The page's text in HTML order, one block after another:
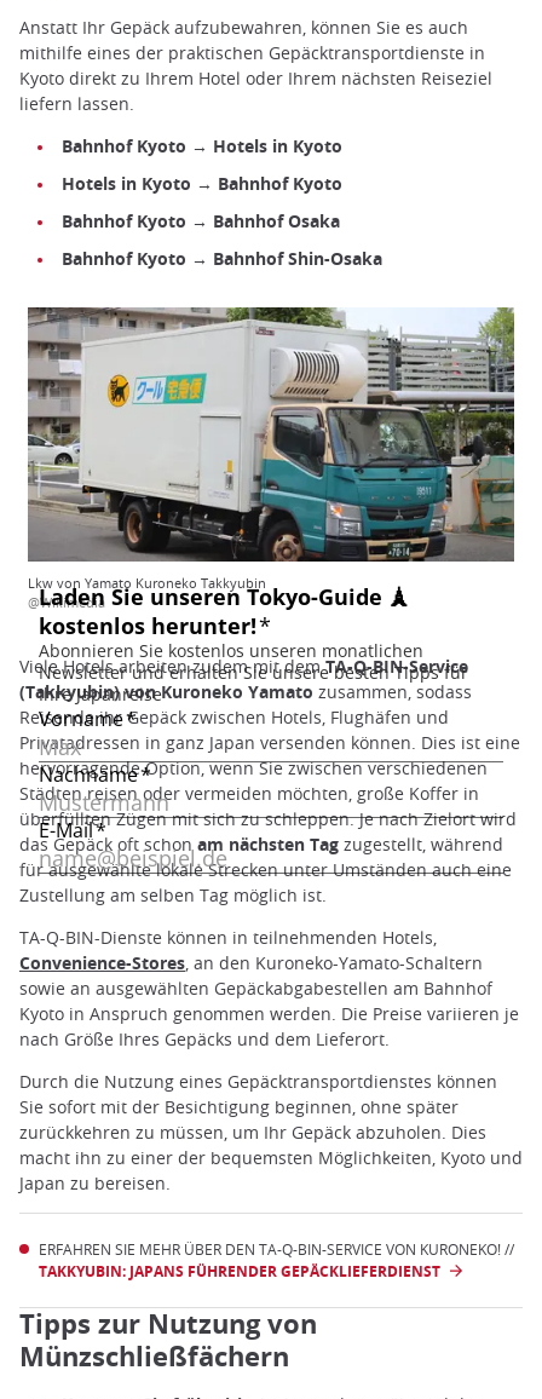
Anstatt Ihr Gepäck aufzubewahren, können Sie es auch
mithilfe eines der praktischen Gepäcktransportdienste in
Kyoto direkt zu Ihrem Hotel oder Ihrem nächsten Reiseziel
liefern lassen.
Bahnhof Kyoto → Hotels in Kyoto
Hotels in Kyoto → Bahnhof Kyoto
Bahnhof Kyoto → Bahnhof Osaka
Bahnhof Kyoto → Bahnhof Shin-Osaka
Lkw von Yamato Kuroneko Takkyubin
@Wikimedia
Viele Hotels arbeiten zudem mit demTA-Q-BIN-Service
(Takkyubin) von Kuroneko Yamato zusammen, sodass
Reisende ihr Gepäck zwischen Hotels, Flughäfen und
Privatadressen in ganz Japan versenden können. Dies ist eine
hervorragende Option, wenn Sie zwischen verschiedenen
Städten reisen oder vermeiden möchten, große Koffer in
überfüllten Zügen mit sich zu schleppen. Je nach Zielort wird
das Gepäck oft schonam nächsten Tag zugestellt, während
für ausgewählte lokale Strecken unter Umständen auch eine
Zustellung am selben Tag möglich ist.
TA-Q-BIN-Dienste können in teilnehmenden Hotels,
Convenience-Stores, an den Kuroneko-Yamato-Schaltern
sowie an ausgewählten Gepäckabgabestellen am Bahnhof
Kyoto in Anspruch genommen werden. Die Preise variieren je
nach Größe Ihres Gepäcks und dem Lieferort.
Durch die Nutzung eines Gepäcktransportdienstes können
Sie sofort mit der Besichtigung beginnen, ohne später
zurückkehren zu müssen, um Ihr Gepäck abzuholen. Dies
macht ihn zu einer der bequemsten Möglichkeiten, Kyoto und
Japan zu bereisen.
ERFAHREN SIE MEHR ÜBER DEN TA-Q-BIN-SERVICE VON KURONEKO! //
TAKKYUBIN: JAPANS FÜHRENDER GEPÄCKLIEFERDIENST
Tipps zur Nutzung von
Münzschließfächern